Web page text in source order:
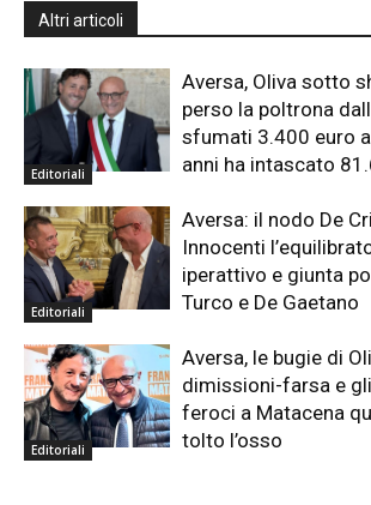
Altri articoli
Editoriali
Aversa, Oliva sotto
perso la poltrona
sfumati 3.400 euro
anni ha intascato
Editoriali
Aversa: il nodo De
Innocenti
iperattivo e giunta
Turco e De Gaetano
Editoriali
Aversa, le bugie di
dimissioni-farsa e
feroci a Matacena
tolto l’osso